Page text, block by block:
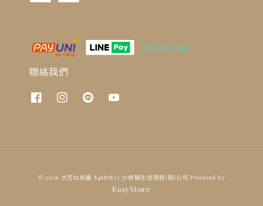
聯絡我們
© 2026 大芳白粉廠 84887832 少林醫生技開發(股)公司 Powered by
EasyStore